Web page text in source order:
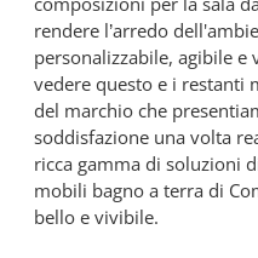
rendere l’arredo
personalizzabile, agibile e
vedere questo e i restanti
del marchio che
soddisfazione una volta
ricca gamma di soluzioni
mobili bagno a terra di
bello e vivibile.